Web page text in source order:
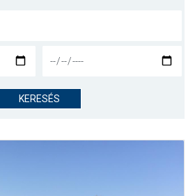
NYITÓLAP
CSAPATOK
KERESÉS